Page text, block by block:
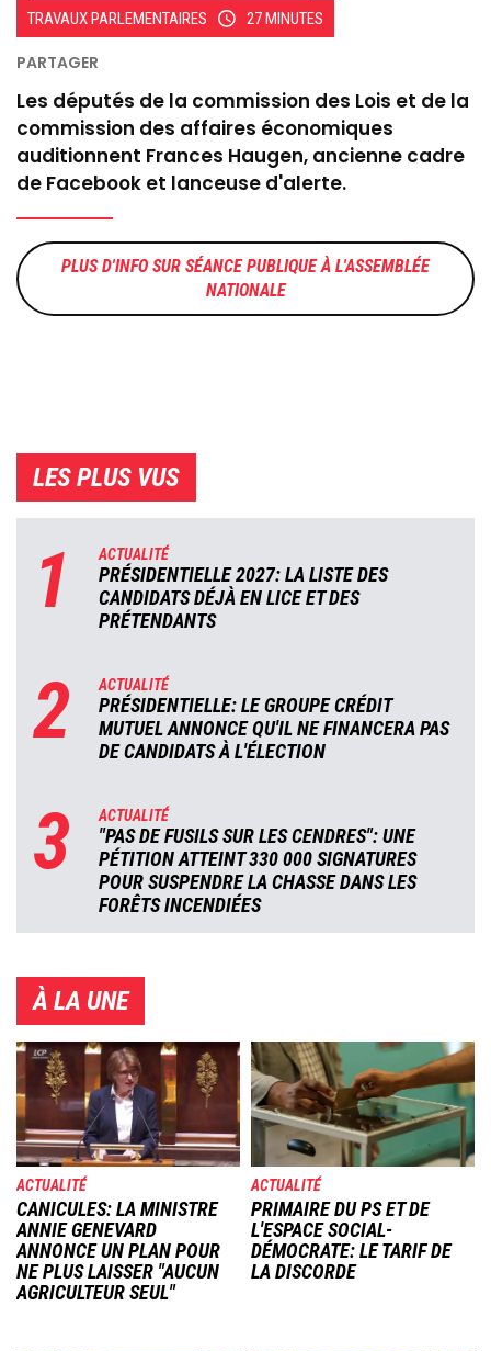
TRAVAUX PARLEMENTAIRES 27 MINUTES
Les députés de la commission des Lois et de la
commission des affaires économiques
auditionnent Frances Haugen, ancienne cadre
de Facebook et lanceuse d'alerte.
SÉANCE PUBLIQUE À L'ASSEMBLÉE
NATIONALE
LES PLUS VUS
1 ACTUALITÉ
PRÉSIDENTIELLE 2027: LA LISTE DES
CANDIDATS DÉJÀ EN LICE ET DES
PRÉTENDANTS
2 ACTUALITÉ
PRÉSIDENTIELLE: LE GROUPE CRÉDIT
MUTUEL ANNONCE QU'IL NE FINANCERA PAS
DE CANDIDATS À L'ÉLECTION
3 ACTUALITÉ
"PAS DE FUSILS SUR LES CENDRES": UNE
PÉTITION ATTEINT 330 000 SIGNATURES
POUR SUSPENDRE LA CHASSE DANS LES
FORÊTS INCENDIÉES
À LA UNE
Image
ACTUALITÉ
CANICULES: LA MINISTRE
ANNIE GENEVARD
ANNONCE UN PLAN POUR
NE PLUS LAISSER "AUCUN
AGRICULTEUR SEUL"
Image
ACTUALITÉ
PRIMAIRE DU PS ET DE
L'ESPACE SOCIAL-
DÉMOCRATE: LE TARIF DE
LA DISCORDE